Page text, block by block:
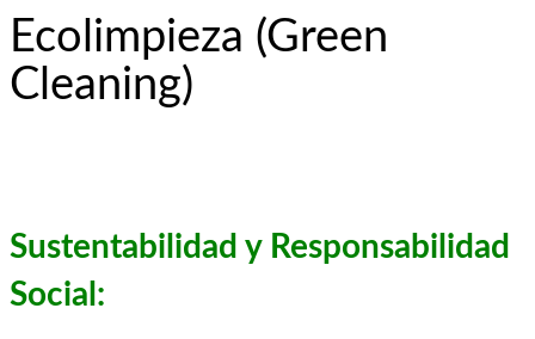
Ecolimpieza (Green
Cleaning)
Sustentabilidad y Responsabilidad
Social: